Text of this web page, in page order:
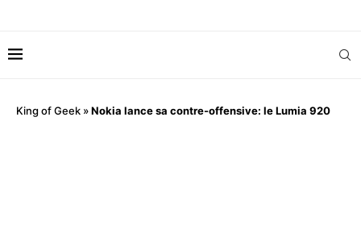
King of Geek »Nokia lance sa contre-offensive: le Lumia 920